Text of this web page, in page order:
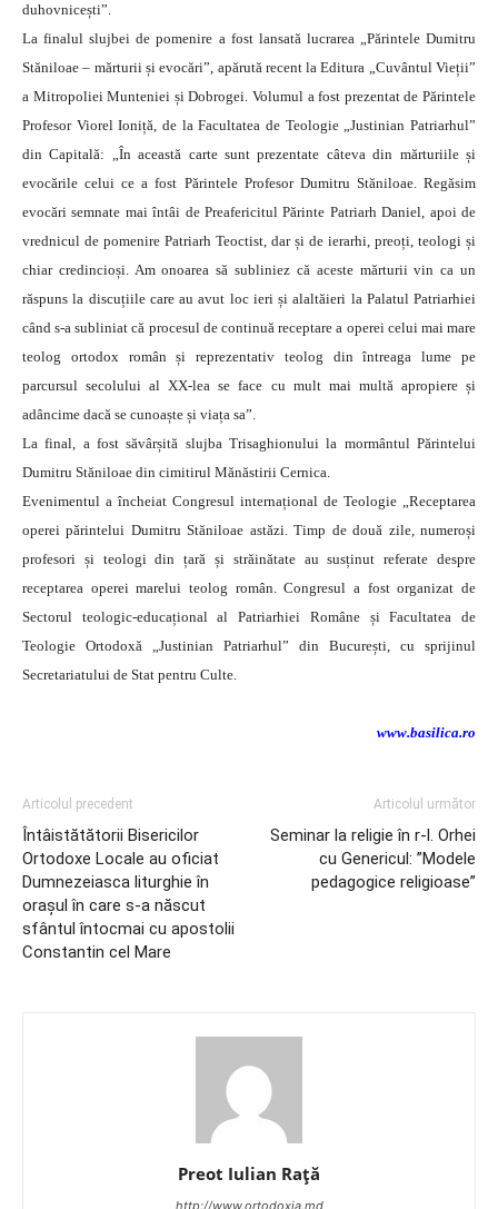
duhovnicești”.
La finalul slujbei de pomenire a fost lansată lucrarea „Părintele Dumitru
Stăniloae – mărturii și evocări”, apărută recent la Editura „Cuvântul Vieții”
a Mitropoliei Munteniei și Dobrogei. Volumul a fost prezentat de Părintele
Profesor Viorel Ioniță, de la Facultatea de Teologie „Justinian Patriarhul”
din Capitală: „În această carte sunt prezentate câteva din mărturiile și
evocările celui ce a fost Părintele Profesor Dumitru Stăniloae. Regăsim
evocări semnate mai întâi de Preafericitul Părinte Patriarh Daniel, apoi de
vrednicul de pomenire Patriarh Teoctist, dar și de ierarhi, preoți, teologi și
chiar credincioși. Am onoarea să subliniez că aceste mărturii vin ca un
răspuns la discuțiile care au avut loc ieri și alaltăieri la Palatul Patriarhiei
când s-a subliniat că procesul de continuă receptare a operei celui mai mare
teolog ortodox român și reprezentativ teolog din întreaga lume pe
parcursul secolului al XX-lea se face cu mult mai multă apropiere și
adâncime dacă se cunoaște și viața sa”.
La final, a fost săvârșită slujba Trisaghionului la mormântul Părintelui
Dumitru Stăniloae din cimitirul Mănăstirii Cernica.
Evenimentul a încheiat Congresul internațional de Teologie „Receptarea
operei părintelui Dumitru Stăniloae astăzi. Timp de două zile, numeroși
profesori și teologi din țară și străinătate au susținut referate despre
receptarea operei marelui teolog român. Congresul a fost organizat de
Sectorul teologic-educațional al Patriarhiei Române și Facultatea de
Teologie Ortodoxă „Justinian Patriarhul” din București, cu sprijinul
Secretariatului de Stat pentru Culte.
www.basilica.ro
Articolul precedent
Întâistătătorii Bisericilor
Ortodoxe Locale au oficiat
Dumnezeiasca liturghie în
orașul în care s-a născut
sfântul întocmai cu apostolii
Constantin cel Mare
Articolul următor
Seminar la religie în r-l. Orhei
cu Genericul: ”Modele
pedagogice religioase”
Preot Iulian Raţă
http://www.ortodoxia.md